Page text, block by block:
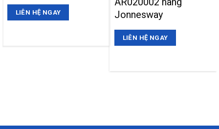
LIÊN HỆ NGAY
Jonnesway
LIÊN HỆ NGAY